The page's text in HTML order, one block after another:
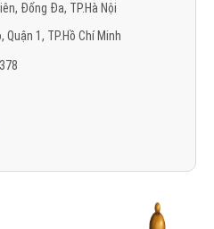
Đống Đa, TP.Hà Nội
1, TP.Hồ Chí Minh